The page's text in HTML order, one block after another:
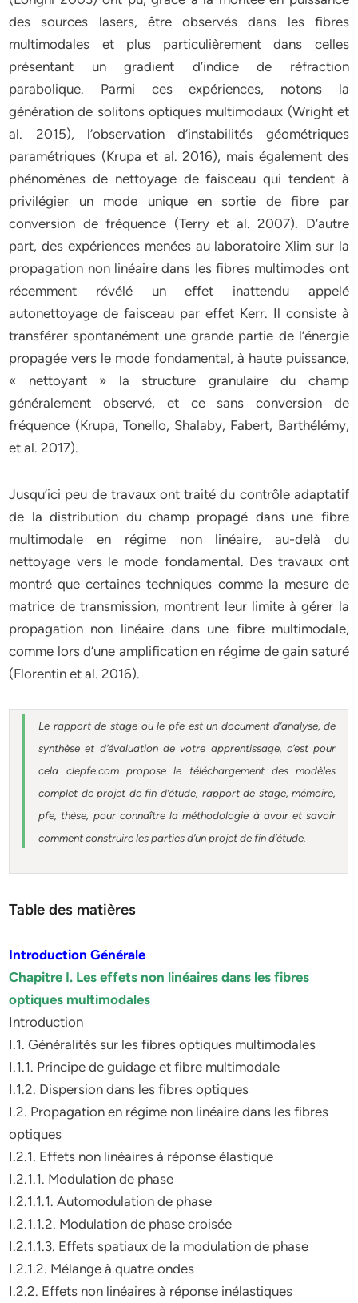
des sources lasers, être observés dans les fibres
multimodales et plus particulièrement dans celles
présentant un gradient d’indice de réfraction
parabolique. Parmi ces expériences, notons la
génération de solitons optiques multimodaux (Wright et
al. 2015), l’observation d’instabilités géométriques
paramétriques (Krupa et al. 2016), mais également des
phénomènes de nettoyage de faisceau qui tendent à
privilégier un mode unique en sortie de fibre par
conversion de fréquence (Terry et al. 2007). D’autre
part, des expériences menées au laboratoire Xlim sur la
propagation non linéaire dans les fibres multimodes ont
récemment révélé un effet inattendu appelé
autonettoyage de faisceau par effet Kerr. Il consiste à
transférer spontanément une grande partie de l’énergie
propagée vers le mode fondamental, à haute puissance,
« nettoyant » la structure granulaire du champ
généralement observé, et ce sans conversion de
fréquence (Krupa, Tonello, Shalaby, Fabert, Barthélémy,
et al. 2017).
Jusqu’ici peu de travaux ont traité du contrôle adaptatif
de la distribution du champ propagé dans une fibre
multimodale en régime non linéaire, au-delà du
nettoyage vers le mode fondamental. Des travaux ont
montré que certaines techniques comme la mesure de
matrice de transmission, montrent leur limite à gérer la
propagation non linéaire dans une fibre multimodale,
comme lors d’une amplification en régime de gain saturé
(Florentin et al. 2016).
Le rapport de stage ou le pfe est un document d’analyse, de
synthèse et d’évaluation de votre apprentissage, c’est pour
cela clepfe.com propose le téléchargement des modèles
complet de projet de fin d’étude, rapport de stage, mémoire,
pfe, thèse, pour connaître la méthodologie à avoir et savoir
comment construire les parties d’un projet de fin d’étude.
Table des matières
Introduction Générale
Chapitre I. Les effets non linéaires dans les fibres
optiques multimodales
Introduction
I.1. Généralités sur les fibres optiques multimodales
I.1.1. Principe de guidage et fibre multimodale
I.1.2. Dispersion dans les fibres optiques
I.2. Propagation en régime non linéaire dans les fibres
optiques
I.2.1. Effets non linéaires à réponse élastique
I.2.1.1. Modulation de phase
I.2.1.1.1. Automodulation de phase
I.2.1.1.2. Modulation de phase croisée
I.2.1.1.3. Effets spatiaux de la modulation de phase
I.2.1.2. Mélange à quatre ondes
I.2.2. Effets non linéaires à réponse inélastiques